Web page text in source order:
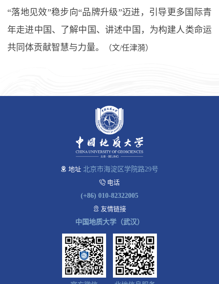
“落地见效”稳步向“品牌升级”迈进，引导更多国际青
年走进中国、了解中国、讲述中国，为构建人类命运
共同体贡献智慧与力量。
（文/任津漪）
地址 北京市海淀区学院路29号
电话
(+86) 010-82322005
友情链接
中国地质大学（武汉）